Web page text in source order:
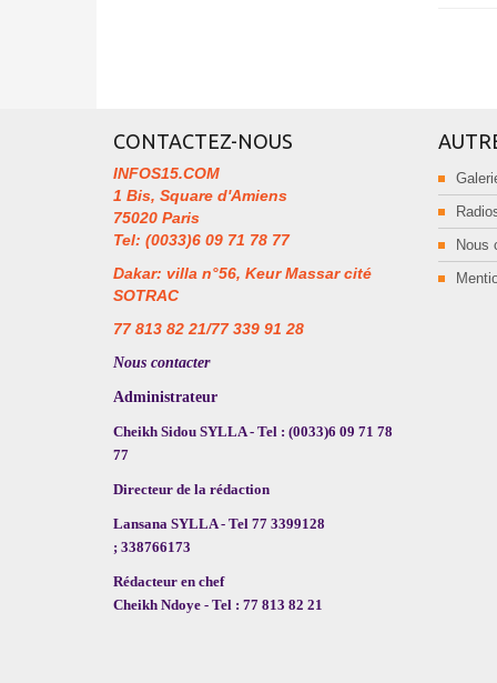
CONTACTEZ-NOUS
INFOS15.COM
1 Bis, Square d'Amiens
75020 Paris
Tel: (0033)6 09 71 78 77
Dakar: villa n°56, Keur Massar cité
SOTRAC
77 813 82 21/77 339 91 28
Nous contacter
Administrateur
Cheikh Sidou SYLLA - Tel : (0033)6 09 71 78
77
Directeur de la rédaction
Lansana SYLLA - Tel 77 3399128
; 338766173
Rédacteur en chef
Cheikh Ndoye - Tel : 77 813 82 21
Nous